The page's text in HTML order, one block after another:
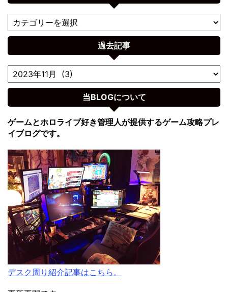
過去記事
当BLOGについて
ゲームとホロライブ好き管理人が提供するゲーム攻略プレ
イブログです。
デスク周り紹介記事はこちら。